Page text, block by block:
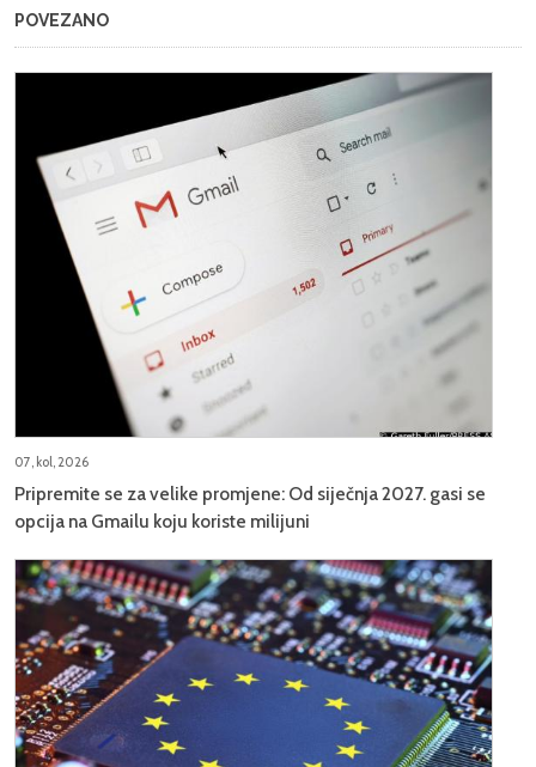
POVEZANO
07, kol, 2026
Pripremite se za velike promjene: Od siječnja 2027. gasi se
opcija na Gmailu koju koriste milijuni